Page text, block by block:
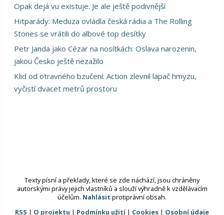
Opak dejá vu existuje. Je ale ještě podivnější
Hitparády: Meduza ovládla česká rádia a The Rolling
Stones se vrátili do albové top desítky
Petr Janda jako Cézar na nosítkách: Oslava narozenin,
jakou Česko ještě nezažilo
Klid od otravného bzučení: Action zlevnil lapač hmyzu,
vyčistí dvacet metrů prostoru
Texty písní a překlady, které se zde náchází, jsou chráněny
autorskými právy jejich vlastníků a slouží výhradně k vzdělávacím
účelům. Nahlásit protiprávní obsah.
RSS | O projektu | Podmínku užití| Cookies | Osobní údaje